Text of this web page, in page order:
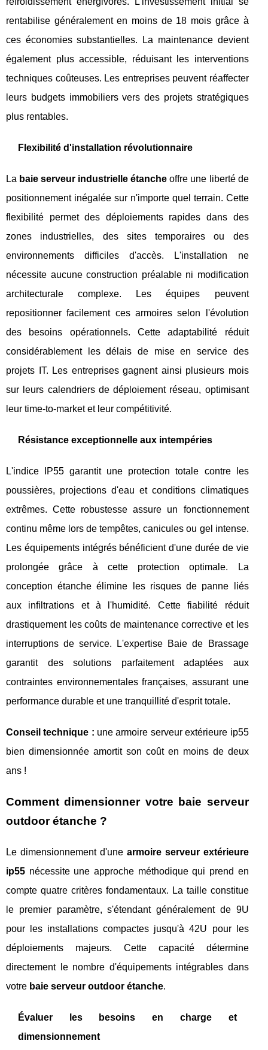
rentabilise généralement en moins de 18 mois grâce à
ces économies substantielles. La maintenance devient
également plus accessible, réduisant les interventions
techniques coûteuses. Les entreprises peuvent réaffecter
leurs budgets immobiliers vers des projets stratégiques
plus rentables.
Flexibilité d'installation révolutionnaire
La baie serveur industrielle étanche offre une liberté de
positionnement inégalée sur n'importe quel terrain. Cette
flexibilité permet des déploiements rapides dans des
zones industrielles, des sites temporaires ou des
environnements difficiles d'accès. L'installation ne
nécessite aucune construction préalable ni modification
architecturale complexe. Les équipes peuvent
repositionner facilement ces armoires selon l'évolution
des besoins opérationnels. Cette adaptabilité réduit
considérablement les délais de mise en service des
projets IT. Les entreprises gagnent ainsi plusieurs mois
sur leurs calendriers de déploiement réseau, optimisant
leur time-to-market et leur compétitivité.
Résistance exceptionnelle aux intempéries
L'indice IP55 garantit une protection totale contre les
poussières, projections d'eau et conditions climatiques
extrêmes. Cette robustesse assure un fonctionnement
continu même lors de tempêtes, canicules ou gel intense.
Les équipements intégrés bénéficient d'une durée de vie
prolongée grâce à cette protection optimale. La
conception étanche élimine les risques de panne liés
aux infiltrations et à l'humidité. Cette fiabilité réduit
drastiquement les coûts de maintenance corrective et les
interruptions de service. L'expertise Baie de Brassage
garantit des solutions parfaitement adaptées aux
contraintes environnementales françaises, assurant une
performance durable et une tranquillité d'esprit totale.
Conseil technique : une armoire serveur extérieure ip55
bien dimensionnée amortit son coût en moins de deux
ans !
Comment dimensionner votre baie serveur
outdoor étanche ?
Le dimensionnement d'une armoire serveur extérieure
ip55 nécessite une approche méthodique qui prend en
compte quatre critères fondamentaux. La taille constitue
le premier paramètre, s'étendant généralement de 9U
pour les installations compactes jusqu'à 42U pour les
déploiements majeurs. Cette capacité détermine
directement le nombre d'équipements intégrables dans
votre baie serveur outdoor étanche.
Évaluer les besoins en charge et
dimensionnement